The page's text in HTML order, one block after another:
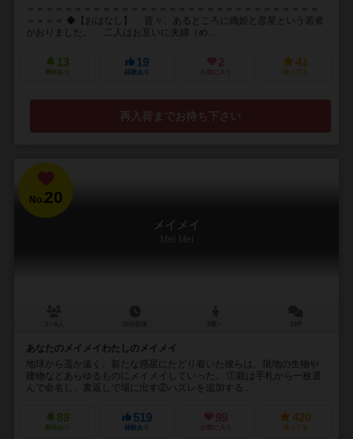
＝＝＝＝＝＝＝＝＝＝＝＝＝＝＝＝＝＝＝＝＝＝＝＝＝＝＝＝＝＝＝
＝＝＝＝ ◆【おはなし】 昔々、あるところに織姫と彦星という若者
がおりました。 二人はお互いに夫婦（め...
13
興味あり
19
経験あり
2
お気に入り
41
持ってる
再入荷までお待ち下さい
No.20
メイメイ
Mei Mei
あなたのメイメイわたしのメイメイ
地球から遥か遠く、新たな惑星にたどり着いた彼らは、現地の生物や
建物などあらゆるものにメイメイしていった。 ①親は手札から一枚選
んで命名し、裏返しで場に出す②ハズレを追加する...
89
興味あり
519
経験あり
99
お気に入り
420
持ってる